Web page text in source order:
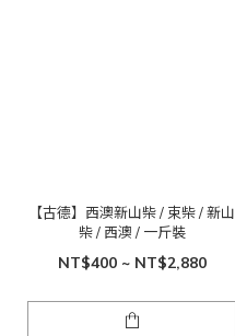
【古德】西澳新山柴 / 束柴 / 新山
柴 / 西澳 / 一斤裝
NT$400 ~ NT$2,880